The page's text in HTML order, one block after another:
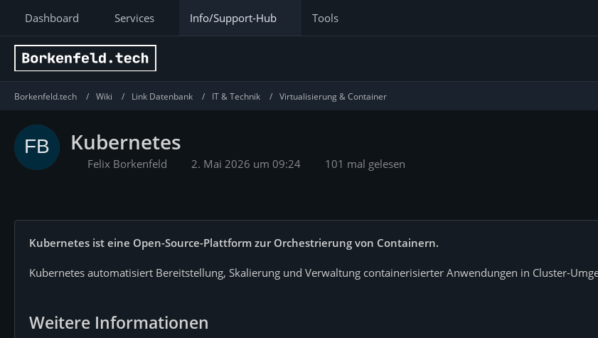
Dashboard Services Info/Support-Hub Tools
Borkenfeld.tech Wiki Link Datenbank IT & Technik Virtualisierung & Container
Kubernetes
Felix Borkenfeld 2. Mai 2026 um 09:24 101 mal gelesen
Kubernetes ist eine Open-Source-Plattform zur Orchestrierung von Containern.
Kubernetes automatisiert Bereitstellung, Skalierung und Verwaltung containerisierter Anwendungen in Cluster-
Weitere Informationen